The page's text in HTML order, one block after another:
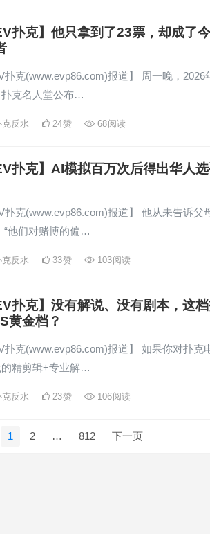
扑克】他只拿到了23票，却成了
扑克(www.evp86.com)报道】 周一晚，
扑克名人堂公布…
克反水 24赞 68阅读
扑克】AI模拟百万次后得出华人
扑克(www.evp86.com)报道】 他从未告诉
“他们对赌博的偏…
克反水 33赞 103阅读
扑克】没有解说、没有剧本，这
黄金档？
扑克(www.evp86.com)报道】 如果你对扑
的精剪辑+专业解…
克反水 23赞 106阅读
1 2 … 812 下一页